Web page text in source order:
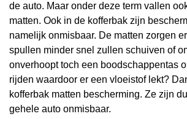
de auto. Maar onder deze term vallen
matten. Ook in de kofferbak zijn
namelijk onmisbaar. De matten zorgen
spullen minder snel zullen schuiven of
onverhoopt toch een boodschappentas
rijden waardoor er een vloeistof lekt?
kofferbak matten bescherming. Ze zijn
gehele auto onmisbaar.